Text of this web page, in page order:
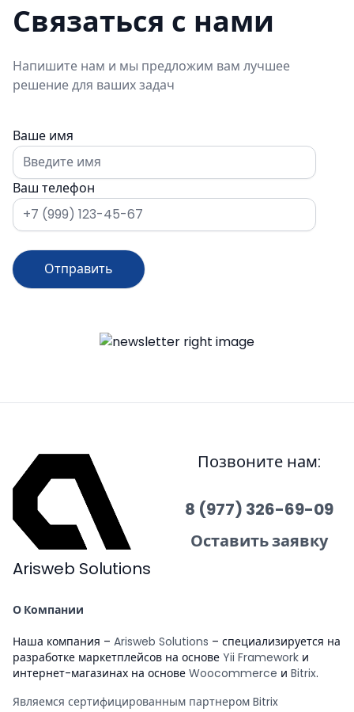
Связаться с нами
Напишите нам и мы предложим вам лучшее
решение для ваших задач
Ваше имя
Ваш телефон
Arisweb Solutions
Позвоните нам:
8 (977) 326-69-09
Оставить заявку
О Компании
Наша компания – Arisweb Solutions – специализируется на
разработке маркетплейсов на основе Yii Framework и
интернет-магазинах на основе Woocommerce и Bitrix.
Являемся сертифицированным партнером Bitrix